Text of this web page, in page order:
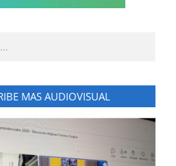
MAS AUDIOVISUAL